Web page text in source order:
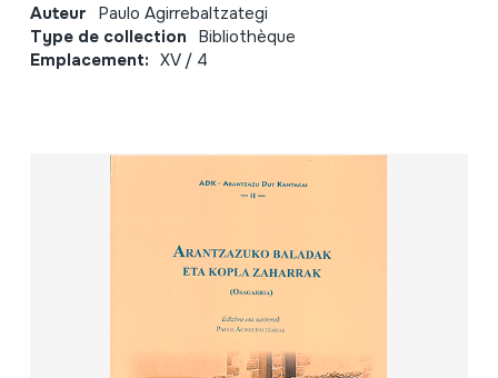
Auteur Paulo Agirrebaltzategi
Type de collection Bibliothèque
Emplacement: XV / 4